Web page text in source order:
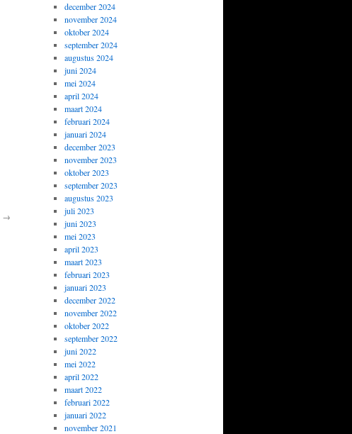
→
december 2024
november 2024
oktober 2024
september 2024
augustus 2024
juni 2024
mei 2024
april 2024
maart 2024
februari 2024
januari 2024
december 2023
november 2023
oktober 2023
september 2023
augustus 2023
juli 2023
juni 2023
mei 2023
april 2023
maart 2023
februari 2023
januari 2023
december 2022
november 2022
oktober 2022
september 2022
juni 2022
mei 2022
april 2022
maart 2022
februari 2022
januari 2022
november 2021